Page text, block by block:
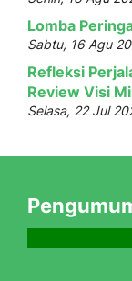
Lomba
Sabtu, 16 Agu
Refleksi
Review Visi
Selasa, 22 Jul